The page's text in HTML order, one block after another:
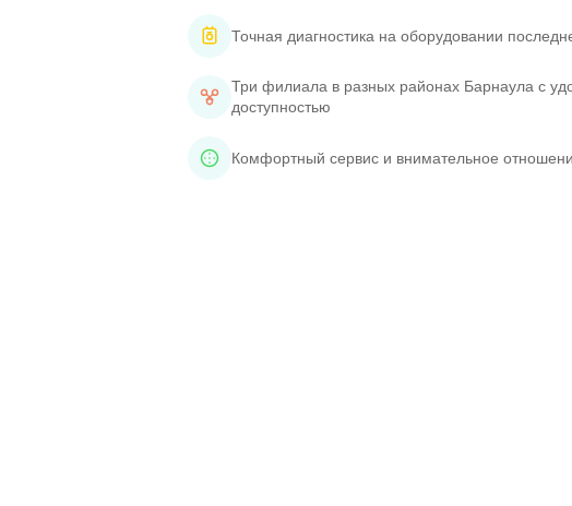
Точная диагностика на оборудовании
Три филиала в разных районах Барнаула с
доступностью
Комфортный сервис и внимательное